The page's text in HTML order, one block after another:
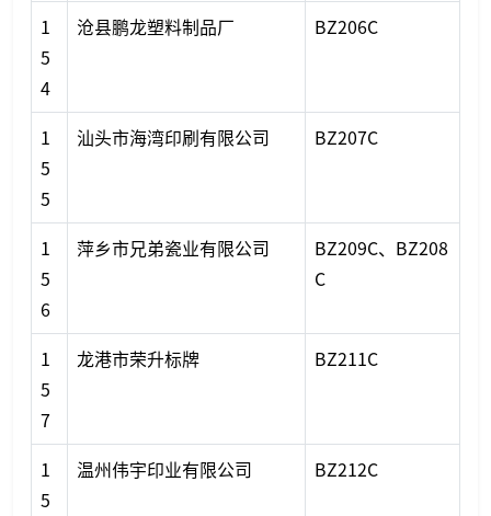
1
5
4
沧县鹏龙塑料制品厂 BZ206C
1
5
5
汕头市海湾印刷有限公司 BZ207C
1
5
6
萍乡市兄弟瓷业有限公司
BZ209C、BZ208
C
1
5
7
龙港市荣升标牌 BZ211C
1
5
温州伟宇印业有限公司 BZ212C